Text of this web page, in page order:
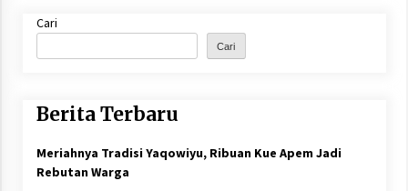
Cari
Cari
Berita Terbaru
Meriahnya Tradisi Yaqowiyu, Ribuan Kue Apem Jadi
Rebutan Warga